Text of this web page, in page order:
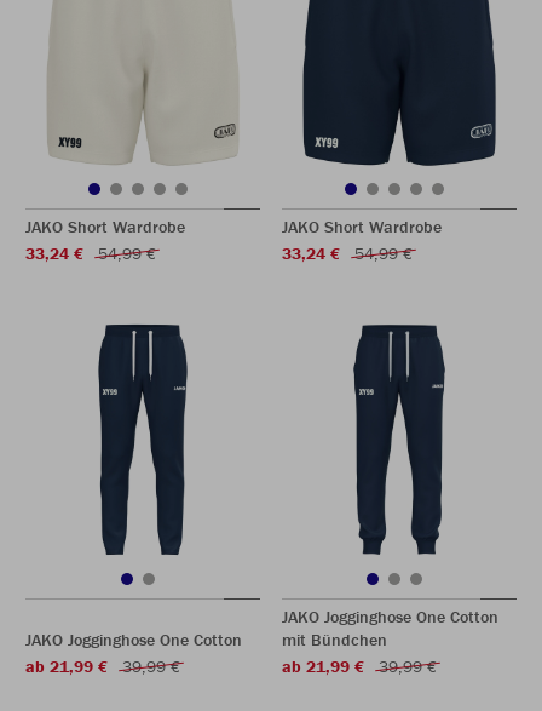
JAKO Short Wardrobe
33,24 €
54,99 €
JAKO Short Wardrobe
33,24 €
54,99 €
JAKO Jogginghose One Cotton
ab 21,99 €
39,99 €
JAKO Jogginghose One Cotton
mit Bündchen
ab 21,99 €
39,99 €